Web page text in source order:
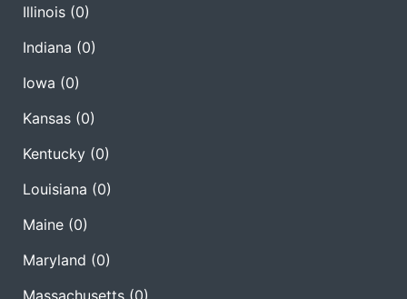
Illinois (0)
Indiana (0)
Iowa (0)
Kansas (0)
Kentucky (0)
Louisiana (0)
Maine (0)
Maryland (0)